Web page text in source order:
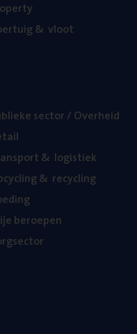
& vloot
sec­tor / Overheid
& logistiek
& recycling
beroe­pen